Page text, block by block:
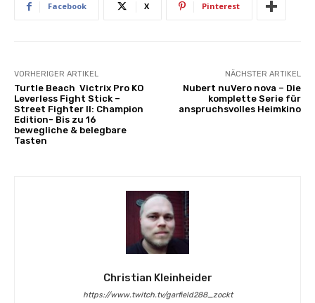
Facebook X Pinterest
VORHERIGER ARTIKEL
Turtle Beach Victrix Pro KO
Leverless Fight Stick –
Street Fighter II: Champion
Edition- Bis zu 16
bewegliche & belegbare
Tasten
NÄCHSTER ARTIKEL
Nubert nuVero nova – Die
komplette Serie für
anspruchsvolles Heimkino
Christian Kleinheider
https://www.twitch.tv/garfield288_zockt